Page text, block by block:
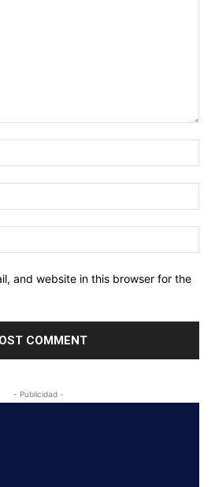
and website in this browser for the
- Publicidad -